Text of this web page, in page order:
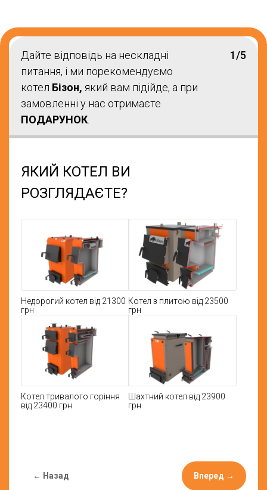
Дайте відповідь на нескладні
питання, і ми порекомендуємо
котел Бізон, який вам підійде, а при
замовленні у нас отримаєте
ПОДАРУНОК
1/5
ЯКИЙ КОТЕЛ ВИ
РОЗГЛЯДАЄТЕ?
Недорогий котел від 21300
грн
Котел з плитою від 23500
грн
Котел тривалого горіння
від 23400 грн
Шахтний котел від 23900
грн
← Назад Вперед →